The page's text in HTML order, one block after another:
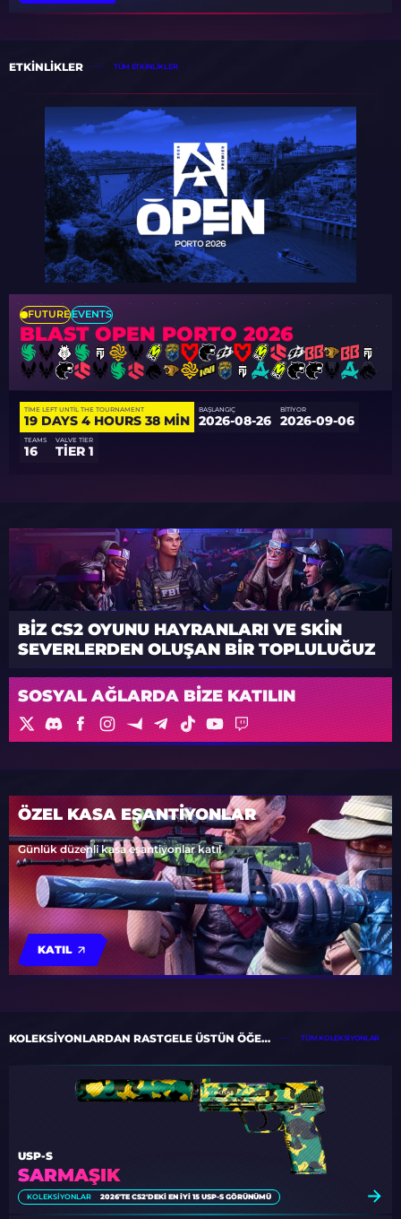
ETKINLIKLER TÜM ETKINLIKLER
FUTUREEVENTS
BLAST OPEN PORTO 2026
TIME LEFT UNTIL THE TOURNAMENT
19 DAYS 4 HOURS 38 MIN
BAŞLANGIÇ
2026-08-26
BITIYOR
2026-09-06
TEAMS
16
VALVE TIER
TIER 1
BIZ CS2 OYUNU HAYRANLARI VE SKIN
SEVERLERDEN OLUŞAN BIR TOPLULUĞUZ
SOSYAL AĞLARDA BIZE KATILIN
ÖZEL KASA EŞANTİYONLAR
Günlük düzenli kasa eşantiyonlar katıl
KATIL
KOLEKSIYONLARDAN RASTGELE ÜSTÜN ÖĞELER TÜM KOLEKSIYONLAR
SARMAŞIK
USP-S
KOLEKSIYONLAR 2026'TE CS2'DEKI EN İYI 15 USP-S GÖRÜNÜMÜ